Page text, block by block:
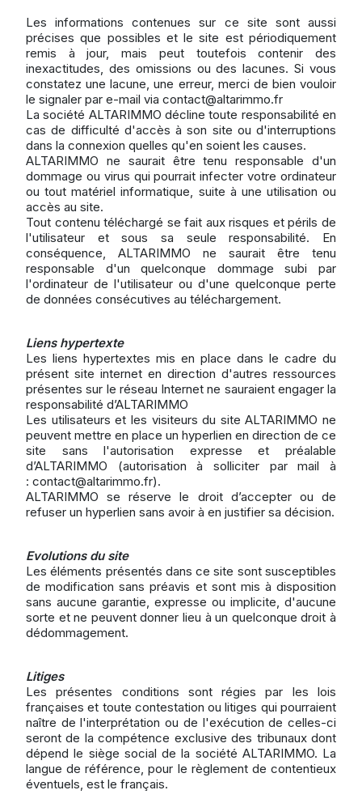
Les informations contenues sur ce site sont aussi
précises que possibles et le site est périodiquement
remis à jour, mais peut toutefois contenir des
inexactitudes, des omissions ou des lacunes. Si vous
constatez une lacune, une erreur, merci de bien vouloir
le signaler par e-mail via contact@altarimmo.fr
La société ALTARIMMO décline toute responsabilité en
cas de difficulté d'accès à son site ou d'interruptions
dans la connexion quelles qu'en soient les causes.
ALTARIMMO ne saurait être tenu responsable d'un
dommage ou virus qui pourrait infecter votre ordinateur
ou tout matériel informatique, suite à une utilisation ou
accès au site.
Tout contenu téléchargé se fait aux risques et périls de
l'utilisateur et sous sa seule responsabilité. En
conséquence, ALTARIMMO ne saurait être tenu
responsable d'un quelconque dommage subi par
l'ordinateur de l'utilisateur ou d'une quelconque perte
de données consécutives au téléchargement.
Liens hypertexte
Les liens hypertextes mis en place dans le cadre du
présent site internet en direction d'autres ressources
présentes sur le réseau Internet ne sauraient engager la
responsabilité d’ALTARIMMO
Les utilisateurs et les visiteurs du site ALTARIMMO ne
peuvent mettre en place un hyperlien en direction de ce
site sans l'autorisation expresse et préalable
d’ALTARIMMO (autorisation à solliciter par mail à
: contact@altarimmo.fr).
ALTARIMMO se réserve le droit d’accepter ou de
refuser un hyperlien sans avoir à en justifier sa décision.
Evolutions du site
Les éléments présentés dans ce site sont susceptibles
de modification sans préavis et sont mis à disposition
sans aucune garantie, expresse ou implicite, d'aucune
sorte et ne peuvent donner lieu à un quelconque droit à
dédommagement.
Litiges
Les présentes conditions sont régies par les lois
françaises et toute contestation ou litiges qui pourraient
naître de l'interprétation ou de l'exécution de celles-ci
seront de la compétence exclusive des tribunaux dont
dépend le siège social de la société ALTARIMMO. La
langue de référence, pour le règlement de contentieux
éventuels, est le français.